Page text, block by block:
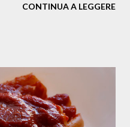
tipicamente coltivata
olive e capperi, nella
nelle insalate, quando
stagione invernale,
CONTINUA A LEGGERE